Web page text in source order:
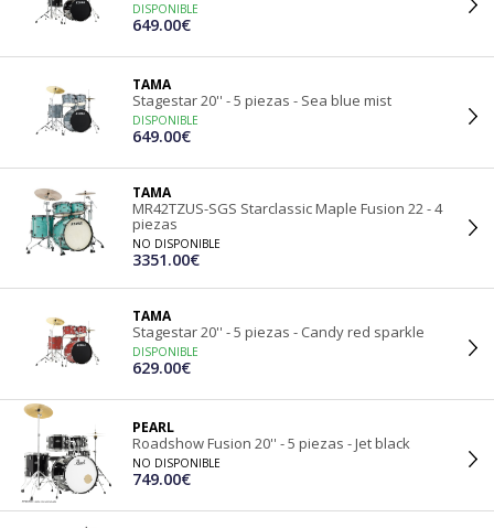
DISPONIBLE
649.00€
TAMA
Stagestar 20'' - 5 piezas - Sea blue mist
DISPONIBLE
649.00€
TAMA
MR42TZUS-SGS Starclassic Maple Fusion 22 - 4
piezas
NO DISPONIBLE
3351.00€
TAMA
Stagestar 20'' - 5 piezas - Candy red sparkle
DISPONIBLE
629.00€
PEARL
Roadshow Fusion 20'' - 5 piezas - Jet black
NO DISPONIBLE
749.00€